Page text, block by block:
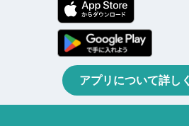
アプリについて詳し